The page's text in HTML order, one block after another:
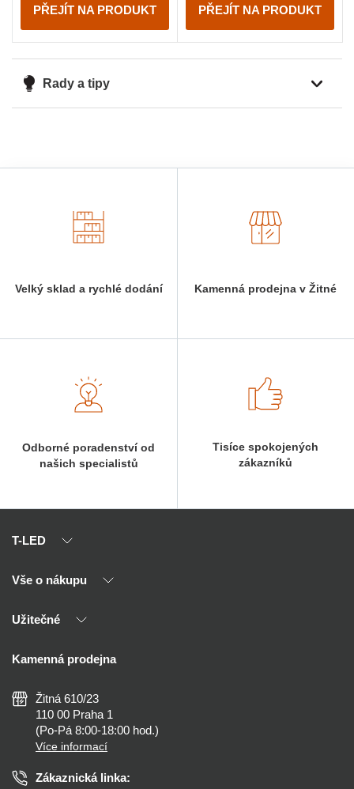
PŘEJÍT NA PRODUKT PŘEJÍT NA PRODUKT
Rady a tipy
Velký sklad a rychlé dodání Kamenná prodejna v Žitné
Odborné poradenství od
našich specialistů
Tisíce spokojených
zákazníků
T-LED
O nás
Kontakty
Vše o nákupu
Výhody T-LED
Montáž
Nejčastější dotazy
Než koupíte
Osvětlení dle místnosti
Užitečné
Reklamace a vrácení
Zásady ochrany soukromí
Nastavení cookies
Prohlášení o přístupnosti
Kamenná prodejna
Žitná 610/23
110 00 Praha 1
(Po-Pá 8:00-18:00 hod.)
Více informací
Zákaznická linka: